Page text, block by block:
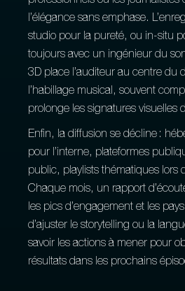
l’élégance sans emphase.
studio pour la pureté, ou in‑situ
toujours avec un ingénieur du
3D place l’auditeur au centre du
l’habillage musical, souvent
prolonge les signatures visuelles
Enfin, la diffusion se décline :
pour l’interne, plateformes
public, playlists thématiques lors
Chaque mois, un rapport
les pics d’engagement et les
d’ajuster le storytelling ou la
savoir les actions à mener pour
résultats dans les prochains